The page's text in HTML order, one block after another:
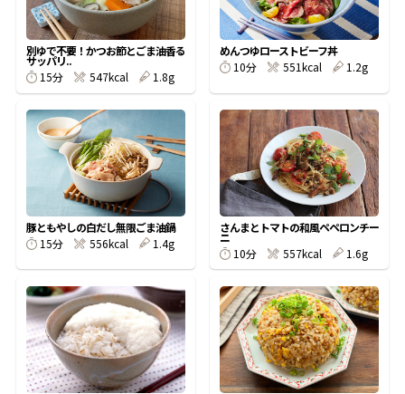
サッと鍋®
楽チン屋® ストレートつゆ
めんつゆレシピ
割烹白だしレシピ
レシピ特設サイト
割烹白だしレシピ特集
だし巻き卵特集
かつおだしが決め手！簡単茶碗蒸し
別ゆで不要！かつお節とごま油香る
サッパリ..
15分
547kcal 1.8g
めんつゆローストビーフ丼
10分
551kcal 1.2g
豚ともやしの白だし無限ごま油鍋
15分
556kcal 1.4g
さんまとトマトの和風ペペロンチー
ニ
10分
557kcal 1.6g